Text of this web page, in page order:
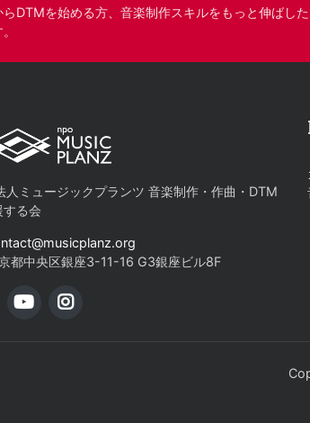
らDTMを始める方、音楽制作スキルをもっと伸ばし
人ミュージックプランツ 音楽制作・作曲・DTM
する会
都中央区銀座3-11-16 G3銀座ビル8F
YOUTUBEINSTAGRAM